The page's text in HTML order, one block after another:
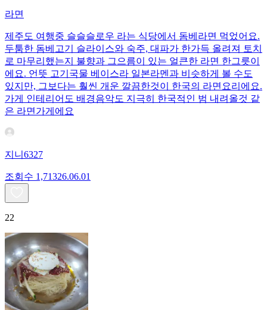
라면
제주도 여행중 슬슬슬로우 라는 식당에서 돔베라면 먹었어요.
두툼한 돔베고기 슬라이스와 숙주, 대파가 한가득 올려져 토치
로 마무리했는지 불향과 그으름이 있는 얼큰한 라면 한그릇이
에요. 언뜻 고기국물 베이스라 일본라멘과 비슷하게 볼 수도
있지만, 그보다는 훨씬 개운 깔끔한것이 한국의 라면요리에요.
가게 인테리어도 배경음악도 지극히 한국적인 범 내려올것 같
은 라면가게에요
지니6327
조회수 1,71326.06.01
22